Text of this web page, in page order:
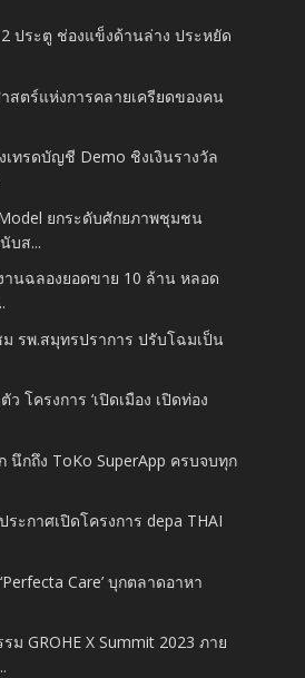
ประตู ช่องแข็งด้านล่าง ประหยัด
สตร์แห่งการคลายเครียดของคน
เทรดบัญชี Demo ชิงเงินรางวัล
ยกระดับศักยภาพชุมชน
บส...
านฉลองยอดขาย 10 ล้าน หลอด
รพ.สมุทรปราการ ปรับโฉมเป็น
โครงการ ‘เปิดเมือง เปิดท่อง
นึกถึง ToKo SuperApp ครบจบทุก
ระกาศเปิดโครงการ depa THAI
‘Perfecta Care’ บุกตลาดอาหา
ม GROHE X Summit 2023 ภาย